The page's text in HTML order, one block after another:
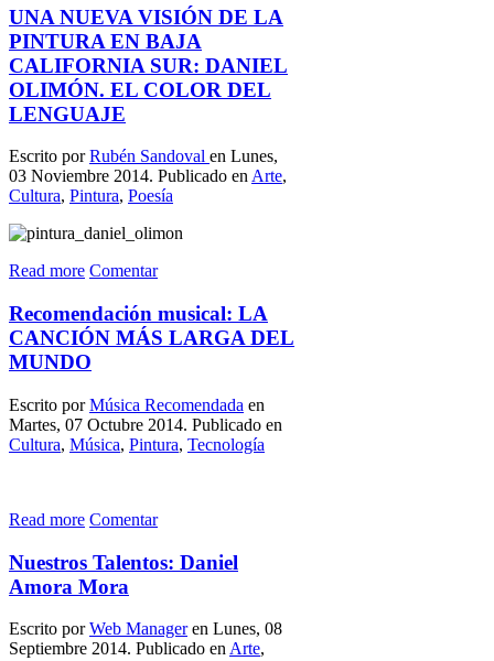
UNA NUEVA VISIÓN DE LA
PINTURA EN BAJA
CALIFORNIA SUR: DANIEL
OLIMÓN. EL COLOR DEL
LENGUAJE
Escrito porRubén Sandoval en Lunes,
03 Noviembre 2014. Publicado enArte,
Cultura, Pintura, Poesía
Read more Comentar
Recomendación musical: LA
CANCIÓN MÁS LARGA DEL
MUNDO
Escrito porMúsica Recomendada en
Martes, 07 Octubre 2014. Publicado en
Cultura, Música, Pintura, Tecnología
Read more Comentar
Nuestros Talentos: Daniel
Amora Mora
Escrito porWeb Manageren Lunes, 08
Septiembre 2014. Publicado en Arte,